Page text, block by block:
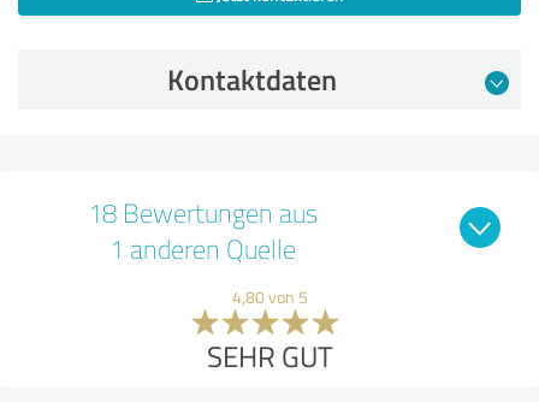
Kontaktdaten
18 Bewertungen aus
1 anderen Quelle
4,80 von 5
SEHR GUT